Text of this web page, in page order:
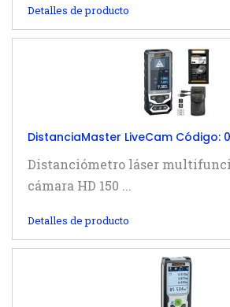
Detalles de producto
DistanciaMaster LiveCam Código:
Distanciómetro láser
cámara HD 150 ...
Detalles de producto